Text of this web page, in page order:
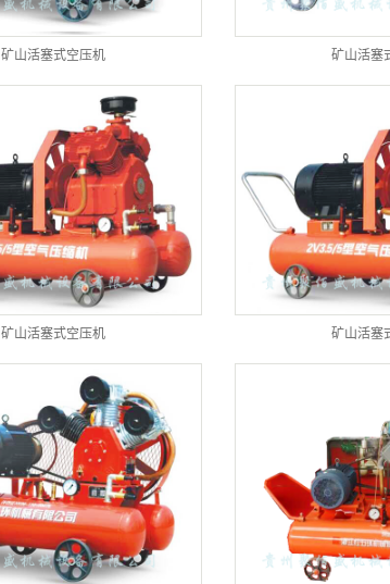
矿山活塞式空压机 矿山活塞
矿山活塞式空压机 矿山活塞